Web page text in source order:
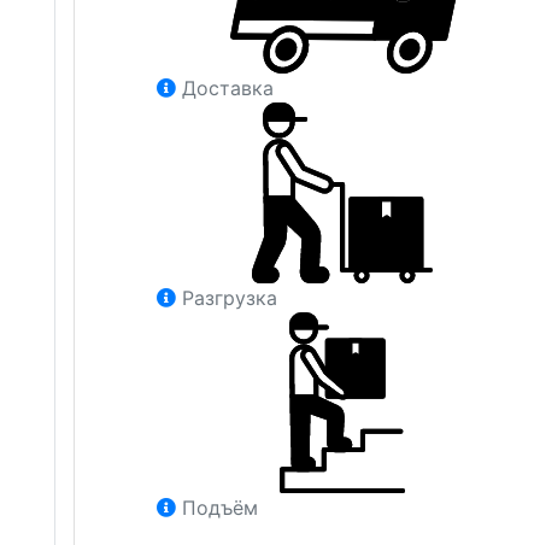
Доставка
Разгрузка
Подъём